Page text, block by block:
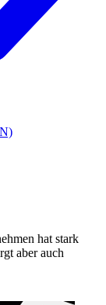
hat stark
aber auch